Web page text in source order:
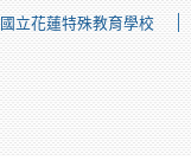
國立花蓮特殊教育學校